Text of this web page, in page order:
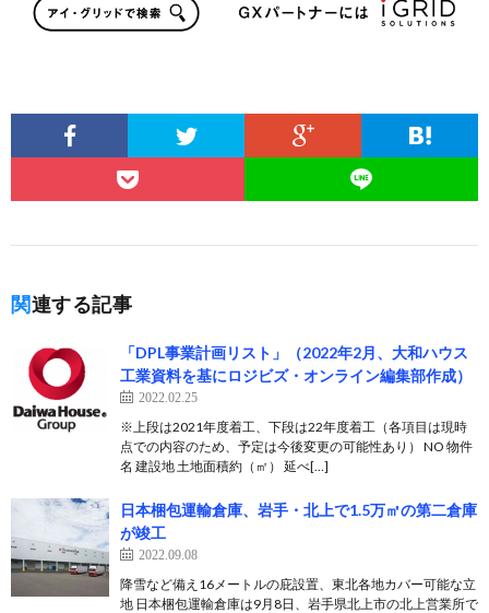
関連する記事
「DPL事業計画リスト」（2022年2月、大和ハウス
工業資料を基にロジビズ・オンライン編集部作成）
2022.02.25
※上段は2021年度着工、下段は22年度着工（各項目は現時
点での内容のため、予定は今後変更の可能性あり） NO 物件
名 建設地 土地面積約（㎡） 延べ[…]
日本梱包運輸倉庫、岩手・北上で1.5万㎡の第二倉庫
が竣工
2022.09.08
降雪など備え16メートルの庇設置、東北各地カバー可能な立
地 日本梱包運輸倉庫は9月8日、岩手県北上市の北上営業所で